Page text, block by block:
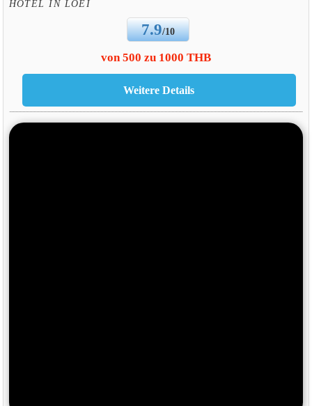
HOTEL IN LOEI
7.9/10
von 500 zu 1000 THB